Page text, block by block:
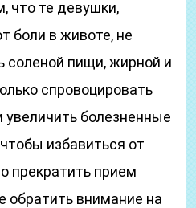
что те девушки,
боли в животе, не
соленой пищи, жирной и
спровоцировать
болезненные
избавиться от
прекратить прием
обратить внимание на